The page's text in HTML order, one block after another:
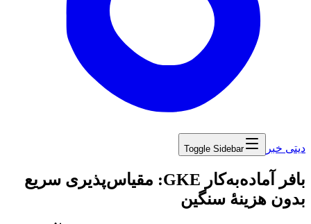
دیتی خبر Toggle Sidebar
‏بافر آماده‌به‌کار GKE: مقیاس‌پذیری سریع
بدون هزینهٔ سنگین